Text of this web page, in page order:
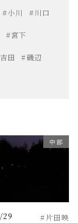
#小川 #川口
#宮下
田 #磯辺
中部
29 #片田映